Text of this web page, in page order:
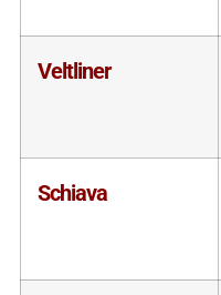
Veltliner
Schiava